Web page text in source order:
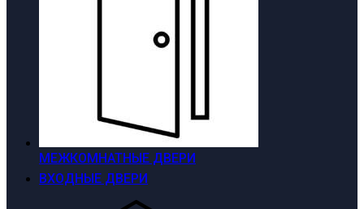
МЕЖКОМНАТНЫЕ ДВЕРИ
ВХОДНЫЕ ДВЕРИ